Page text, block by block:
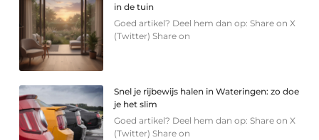
in de tuin
Goed artikel? Deel hem dan op: Share on X
(Twitter) Share on
Snel je rijbewijs halen in Wateringen: zo doe
je het slim
Goed artikel? Deel hem dan op: Share on X
(Twitter) Share on